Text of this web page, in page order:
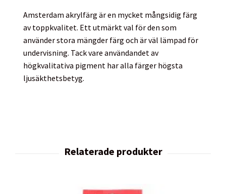
Amsterdam akrylfärg är en mycket mångsidig färg
av toppkvalitet. Ett utmärkt val för den som
använder stora mängder färg och är väl lämpad för
undervisning. Tack vare användandet av
högkvalitativa pigment har alla färger högsta
ljusäkthetsbetyg.